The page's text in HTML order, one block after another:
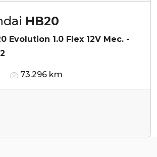
HB20
Evolution 1.0 Flex 12V Mec. -
73.296 km